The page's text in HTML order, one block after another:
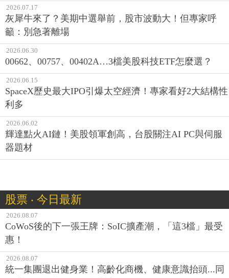
2026.07.17
灰犀牛來了？美期中選舉前，股市波動大！但專家呼
籲：別急著離場
2026.06.30
00662、00757、00402A…3檔美股科技ETF怎麼選？
2026.06.15
SpaceX歷史最大IPO引爆太空經濟！專家看好2大結構性
利多
2026.06.02
輝達點火AI鏈！美股領軍創高，台股關注AI PC與伺服
器題材
股票 ‧ 今日最新
2026.08.07
CoWoS後的下一張王牌：SoIC擴產潮，「這3檔」最受
惠！
2026.08.07
統一集團退出健身業！高齡化商機、健康意識抬頭...同